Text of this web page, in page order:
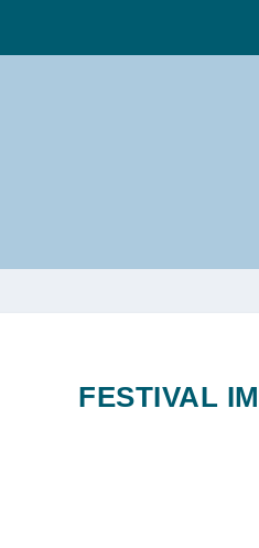
FESTIVAL